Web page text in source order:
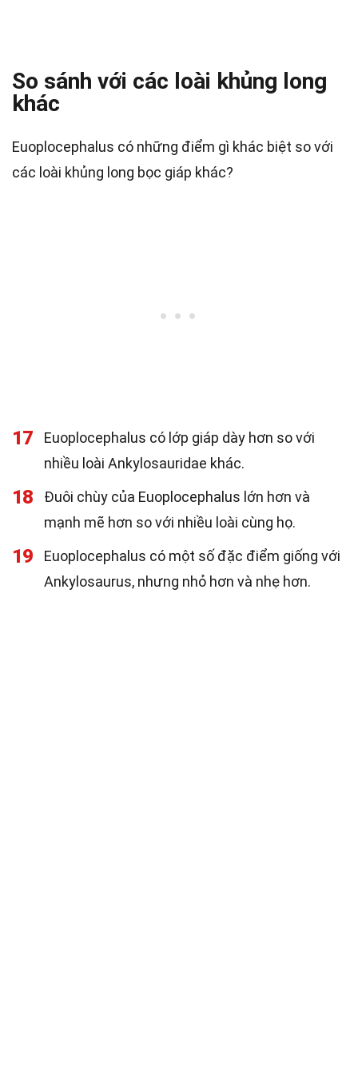
So sánh với các loài khủng long
khác
Euoplocephalus có những điểm gì khác biệt so với
các loài khủng long bọc giáp khác?
17
Euoplocephalus có lớp giáp dày hơn so với
nhiều loài Ankylosauridae khác.
18
Đuôi chùy của Euoplocephalus lớn hơn và
mạnh mẽ hơn so với nhiều loài cùng họ.
19
Euoplocephalus có một số đặc điểm giống với
Ankylosaurus, nhưng nhỏ hơn và nhẹ hơn.